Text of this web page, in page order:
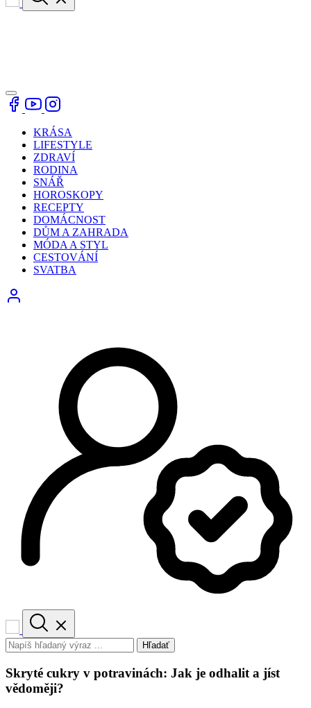
KRÁSA
LIFESTYLE
ZDRAVÍ
RODINA
SNÁŘ
HOROSKOPY
RECEPTY
DOMÁCNOST
DŮM A ZAHRADA
MÓDA A STYL
CESTOVÁNÍ
SVATBA
Hľadať
Skryté cukry v potravinách: Jak je odhalit a jíst
vědoměji?